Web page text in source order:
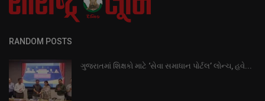
RANDOM POSTS
ગુજરાતમાં શિક્ષકો માટે ‘સેવા સમાધાન પોર્ટલ’ લોન્ચ, હવે...